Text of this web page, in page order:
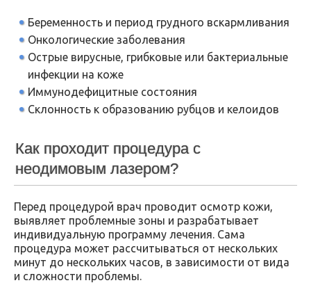
Беременность и период грудного вскармливания
Онкологические заболевания
Острые вирусные, грибковые или бактериальные
инфекции на коже
Иммунодефицитные состояния
Склонность к образованию рубцов и келоидов
Как проходит процедура с
неодимовым лазером?
Перед процедурой врач проводит осмотр кожи,
выявляет проблемные зоны и разрабатывает
индивидуальную программу лечения. Сама
процедура может рассчитываться от нескольких
минут до нескольких часов, в зависимости от вида
и сложности проблемы.